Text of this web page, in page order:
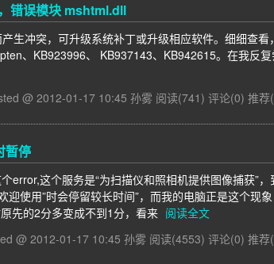
错误模块 mshtml.dll
生冲突，可升级系统补丁或升级相应软件。细细查看，
、KB923996、 KB937143、KB942615。在我反复
@ 2012-01-17 10:45 孙雾 阅读(741) 评论(0) 推荐
暂停
error,这个服务是“为扫描仪和照相机提供图像捕获”，
使用”时会停留较长时间”，而我的电脑正是这个现象
先的2分多变成不到1分，看来 阅读全文
@ 2012-01-17 10:45 孙雾 阅读(4553) 评论(0) 推荐